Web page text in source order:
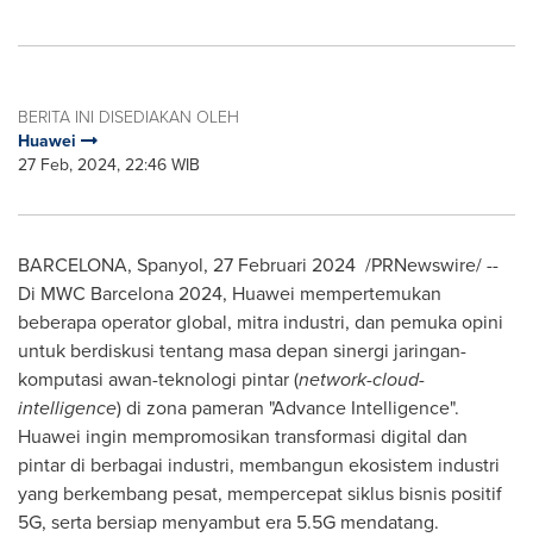
BERITA INI DISEDIAKAN OLEH
Huawei
27 Feb, 2024, 22:46 WIB
BARCELONA, Spanyol, 27 Februari 2024 /PRNewswire/ --
Di MWC Barcelona 2024, Huawei mempertemukan
beberapa operator global, mitra industri, dan pemuka opini
untuk berdiskusi tentang masa depan sinergi jaringan-
komputasi awan-teknologi pintar (network-cloud-
intelligence) di zona pameran "Advance Intelligence".
Huawei ingin mempromosikan transformasi digital dan
pintar di berbagai industri, membangun ekosistem industri
yang berkembang pesat, mempercepat siklus bisnis positif
5G, serta bersiap menyambut era 5.5G mendatang.